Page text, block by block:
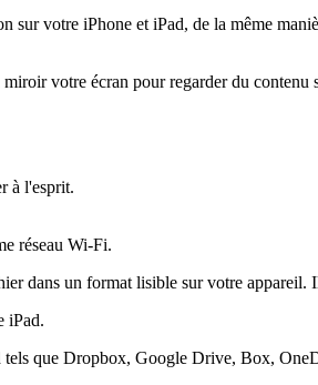
sur votre iPhone et iPad, de la même
miroir votre écran pour regarder du
à l'esprit.
réseau Wi-Fi.
dans un format lisible sur votre
iPad.
tels que Dropbox, Google Drive, Box,